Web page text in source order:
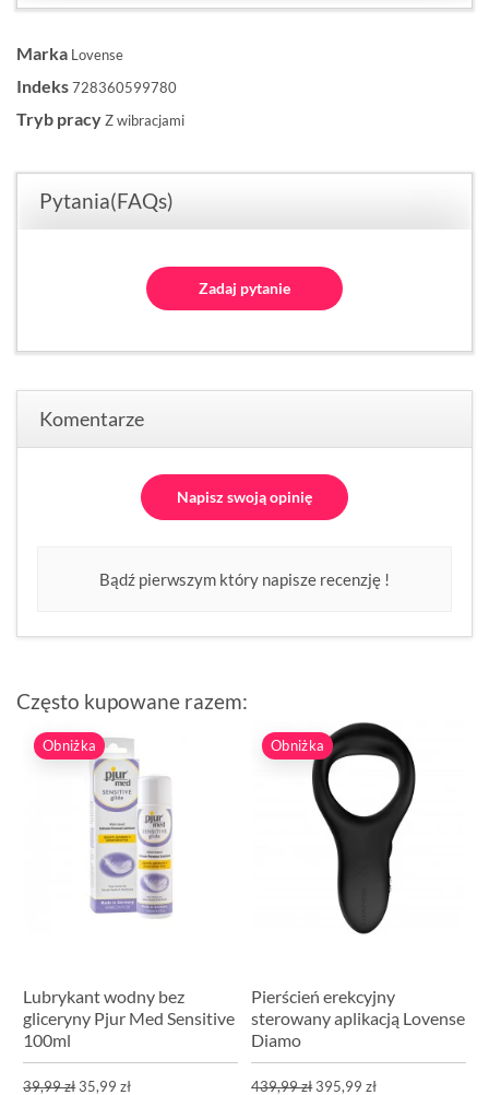
Marka Lovense
Indeks728360599780
Tryb pracyZ wibracjami
Pytania(FAQs)
Zadaj pytanie
Komentarze
Napisz swoją opinię
Bądź pierwszym który napisze recenzję !
Często kupowane razem:
Obniżka
Lubrykant wodny bez
gliceryny Pjur Med Sensitive
100ml
39,99 zł35,99 zł
Obniżka
Pierścień erekcyjny
sterowany aplikacją Lovense
Diamo
439,99 zł395,99 zł